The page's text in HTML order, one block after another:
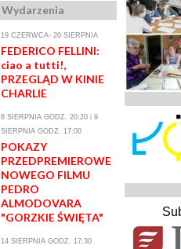
Wydarzenia
19 CZERWCA- 20 SIERPNIA
FEDERICO FELLINI:
ciao a tutti!,
PRZEGLĄD W KINIE
CHARLIE
8 SIERPNIA GODZ. 20:20 i 9
SIERPNIA GODZ. 17:00
POKAZY
PRZEDPREMIEROWE
NOWEGO FILMU
PEDRO
ALMODOVARA
"GORZKIE ŚWIĘTA"
14 SIERPNIA GODZ. 17:30